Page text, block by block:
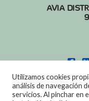
AVIA
POLITICA
Utilizamos cookies
análisis de navegación
servicios. Al pinchar en